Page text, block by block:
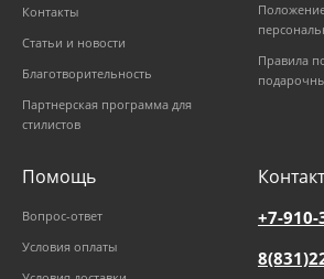
Контакты
Статьи и новости
Благотворительность
Партнерская программа для
стилистов
Правила
Помощь
Вопрос-ответ
Условия оплаты
+7-910-